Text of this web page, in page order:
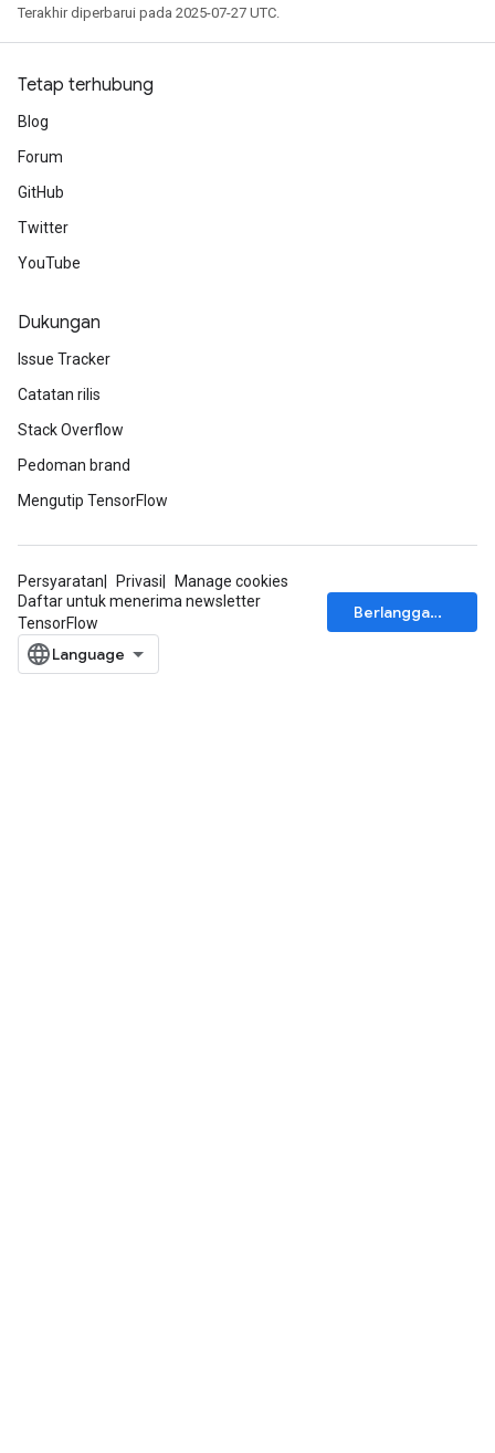
Terakhir diperbarui pada 2025-07-27 UTC.
Tetap terhubung
Blog
Forum
GitHub
Twitter
YouTube
Dukungan
Issue Tracker
Catatan rilis
Stack Overflow
Pedoman brand
Mengutip TensorFlow
Persyaratan Privasi
Manage cookies
Daftar untuk menerima newsletter
TensorFlow
Berlangganan